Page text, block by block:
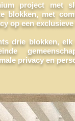
project met
blokken, met
op een
drie blokken,
privacy en